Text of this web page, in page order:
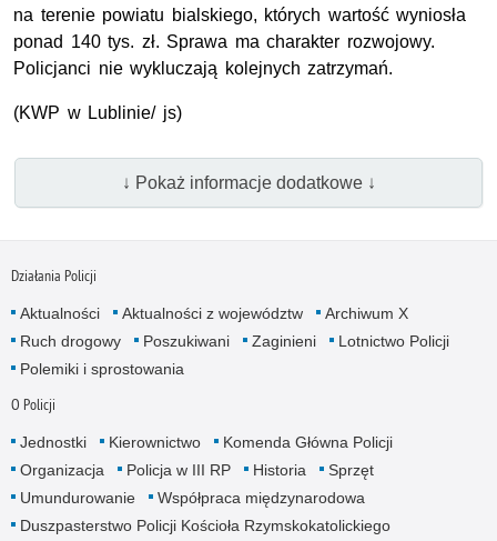
na terenie powiatu bialskiego, których wartość wyniosła
ponad 140 tys. zł. Sprawa ma charakter rozwojowy.
Policjanci nie wykluczają kolejnych zatrzymań.
(KWP w Lublinie/ js)
↓ Pokaż informacje dodatkowe ↓
Działania Policji
Aktualności Aktualności z województw
Archiwum X
Ruch drogowy
Poszukiwani Zaginieni
Lotnictwo Policji
Polemiki i sprostowania
O Policji
Jednostki Kierownictwo
Komenda Główna Policji
Organizacja
Policja w III RP Historia
Sprzęt
Umundurowanie
Współpraca międzynarodowa
Duszpasterstwo Policji Kościoła Rzymskokatolickiego